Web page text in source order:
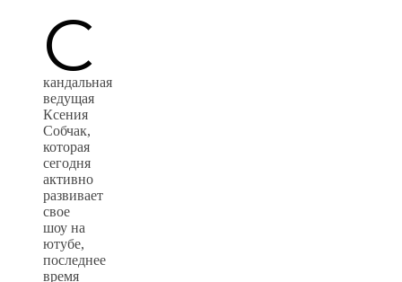
С
кандальная
ведущая
Ксения
Собчак,
которая
сегодня
активно
развивает
свое
шоу на
ютубе,
последнее
время